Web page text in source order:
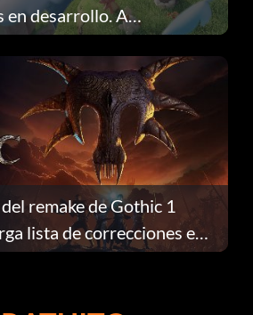
en desarrollo. A
explicamos por qué.
remake de Gothic 1
lista de correcciones en